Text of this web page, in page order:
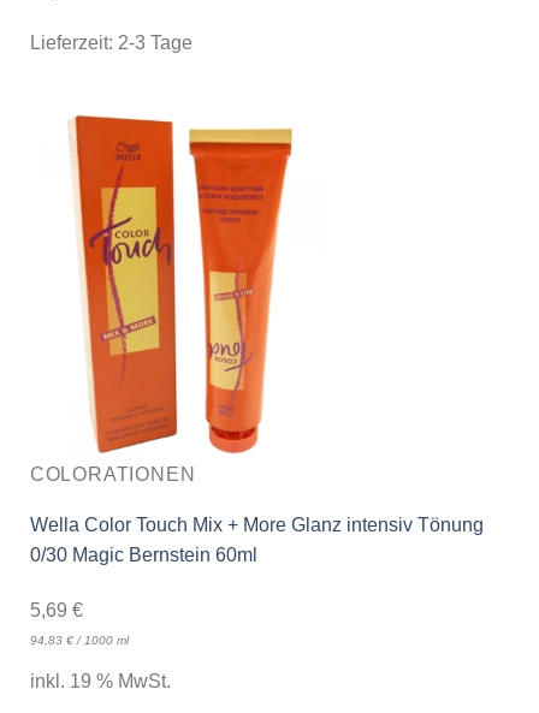
Lieferzeit: 2-3 Tage
COLORATIONEN
Wella Color Touch Mix + More Glanz intensiv Tönung
0/30 Magic Bernstein 60ml
5,69 €
94,83 €/ 1000 ml
inkl. 19 % MwSt.